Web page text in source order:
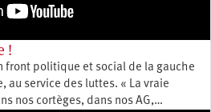
!
front politique et social de la gauche
service des luttes. « La vraie
nos cortèges, dans nos AG,…